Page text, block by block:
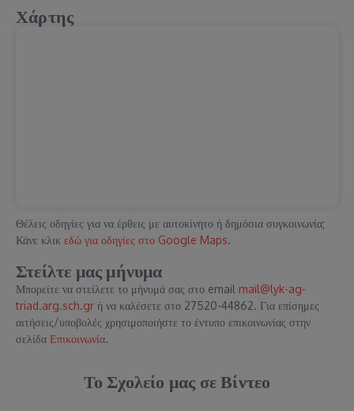
Χάρτης
Θέλεις οδηγίες για να έρθεις με αυτοκίνητο ή δημόσια συγκοινωνία;
Κάνε κλικ εδώ για οδηγίες στο Google Maps.
Στείλτε μας μήνυμα
Μπορείτε να στείλετε το μήνυμά σας στο email mail@lyk-ag-
triad.arg.sch.gr ή να καλέσετε στο 27520-44862. Για επίσημες
αιτήσεις/υποβολές χρησιμοποιήστε το έντυπο επικοινωνίας στην
σελίδα Επικοινωνία.
Το Σχολείο μας σε Βίντεο